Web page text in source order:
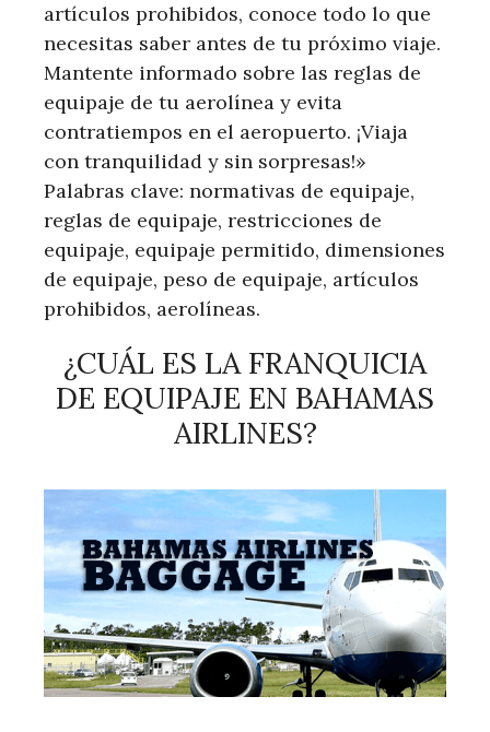
artículos prohibidos, conoce todo lo que
necesitas saber antes de tu próximo viaje.
Mantente informado sobre las reglas de
equipaje de tu aerolínea y evita
contratiempos en el aeropuerto. ¡Viaja
con tranquilidad y sin sorpresas!»
Palabras clave: normativas de equipaje,
reglas de equipaje, restricciones de
equipaje, equipaje permitido, dimensiones
de equipaje, peso de equipaje, artículos
prohibidos, aerolíneas.
¿CUÁL ES LA FRANQUICIA
DE EQUIPAJE EN BAHAMAS
AIRLINES?